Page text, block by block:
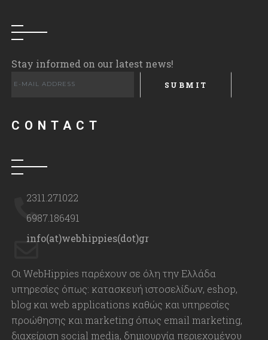
Stay informed on our latest news!
CONTACT
2311.271022
6987.186491
info(at)webhippies(dot)gr
Οι WebHippies παρέχουν σε όλη την Ελλάδα
υπηρεσίες όπως: κατασκευή ιστοσελίδων, eshop,
blog και web applications καθώς και υπηρεσίες
προώθησης και marketing όπως email marketing,
διαχείριση social media, δημιουργία περιεχομένου